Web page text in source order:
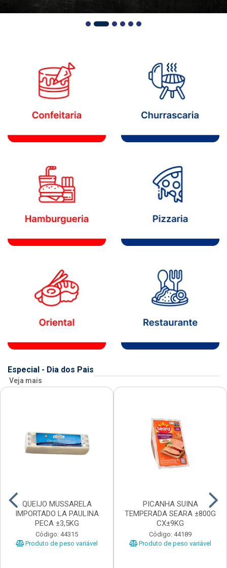
Especial - Dia dos Pais
Veja mais
QUEIJO MUSSARELA
IMPORTADO LA PAULINA
PECA ±3,5KG
Código: 44315
Produto de peso variável
PICANHA SUINA
TEMPERADA SEARA ±800G
CX±9KG
Código: 44189
Produto de peso variável